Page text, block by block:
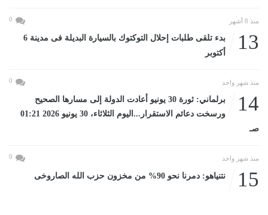
منذ 8 أشهر 0
13
بدء تلقى طلبات إحلال التوكتوك بالسيارة البديلة فى مدينة 6
أكتوبر
منذ شهر واحد 0
14
برلماني: ثورة 30 يونيو أعادت الدولة إلى مسارها الصحيح
ورسخت دعائم الاستقرار...اليوم الثلاثاء، 30 يونيو 2026 01:21
صـ
منذ شهر واحد 0
15 نتنياهو: دمرنا نحو 90% من مخزون حزب الله الصاروخى